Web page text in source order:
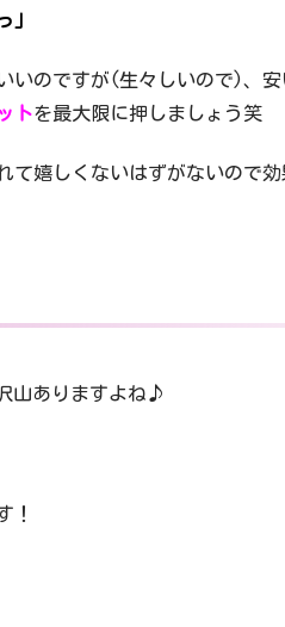
」
いのですが(生々しいので)、
トを最大限に押しましょう笑
れて嬉しくないはずがないの
山ありますよね♪
！